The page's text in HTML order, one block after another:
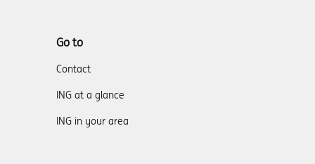
Go to
Contact
ING at a glance
ING in your area